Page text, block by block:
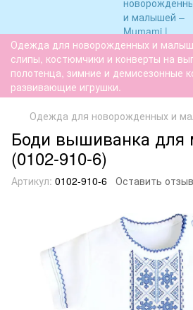
Одежда для новорожденных и
слипы, костюмчики и конверты на
полотенца, зимние и демисезонные
развивающие игрушки.
Одежда для новорожденных и
Боди вышиванка для
(0102-910-6)
Артикул: 0102-910-6 Оставить отзыв